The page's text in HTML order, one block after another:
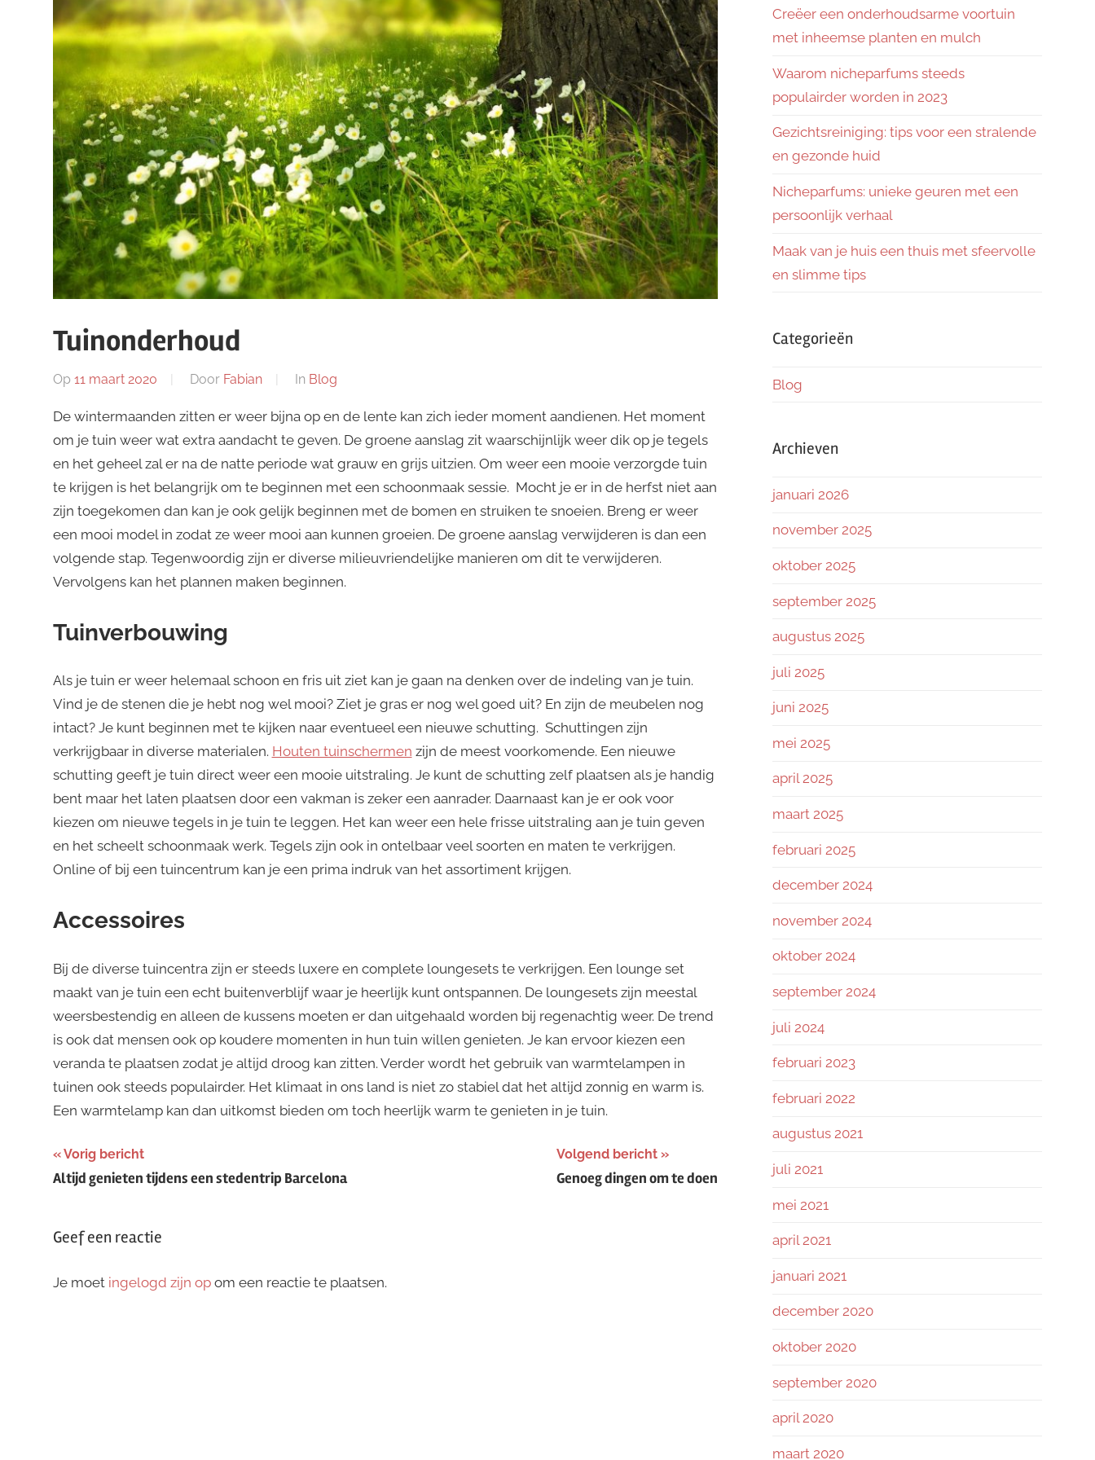
Tuinonderhoud
Op 11 maart 2020 Door Fabian In Blog
De wintermaanden zitten er weer bijna op en de lente kan zich ieder moment aandienen. Het moment
om je tuin weer wat extra aandacht te geven. De groene aanslag zit waarschijnlijk weer dik op je tegels
en het geheel zal er na de natte periode wat grauw en grijs uitzien. Om weer een mooie verzorgde tuin
te krijgen is het belangrijk om te beginnen met een schoonmaak sessie. Mocht je er in de herfst niet aan
zijn toegekomen dan kan je ook gelijk beginnen met de bomen en struiken te snoeien. Breng er weer
een mooi model in zodat ze weer mooi aan kunnen groeien. De groene aanslag verwijderen is dan een
volgende stap. Tegenwoordig zijn er diverse milieuvriendelijke manieren om dit te verwijderen.
Vervolgens kan het plannen maken beginnen.
Tuinverbouwing
Als je tuin er weer helemaal schoon en fris uit ziet kan je gaan na denken over de indeling van je tuin.
Vind je de stenen die je hebt nog wel mooi? Ziet je gras er nog wel goed uit? En zijn de meubelen nog
intact? Je kunt beginnen met te kijken naar eventueel een nieuwe schutting. Schuttingen zijn
verkrijgbaar in diverse materialen. Houten tuinschermen zijn de meest voorkomende. Een nieuwe
schutting geeft je tuin direct weer een mooie uitstraling. Je kunt de schutting zelf plaatsen als je handig
bent maar het laten plaatsen door een vakman is zeker een aanrader. Daarnaast kan je er ook voor
kiezen om nieuwe tegels in je tuin te leggen. Het kan weer een hele frisse uitstraling aan je tuin geven
en het scheelt schoonmaak werk. Tegels zijn ook in ontelbaar veel soorten en maten te verkrijgen.
Online of bij een tuincentrum kan je een prima indruk van het assortiment krijgen.
Accessoires
Bij de diverse tuincentra zijn er steeds luxere en complete loungesets te verkrijgen. Een lounge set
maakt van je tuin een echt buitenverblijf waar je heerlijk kunt ontspannen. De loungesets zijn meestal
weersbestendig en alleen de kussens moeten er dan uitgehaald worden bij regenachtig weer. De trend
is ook dat mensen ook op koudere momenten in hun tuin willen genieten. Je kan ervoor kiezen een
veranda te plaatsen zodat je altijd droog kan zitten. Verder wordt het gebruik van warmtelampen in
tuinen ook steeds populairder. Het klimaat in ons land is niet zo stabiel dat het altijd zonnig en warm is.
Een warmtelamp kan dan uitkomst bieden om toch heerlijk warm te genieten in je tuin.
Bericht
navigatie
Vorig bericht
Altijd genieten tijdens een stedentrip Barcelona
Volgend bericht
Genoeg dingen om te doen
Geef een reactie
Je moet ingelogd zijn opom een reactie te plaatsen.
Creëer een onderhoudsarme voortuin
met inheemse planten en mulch
Waarom nicheparfums steeds
populairder worden in 2023
Gezichtsreiniging: tips voor een stralende
en gezonde huid
Nicheparfums: unieke geuren met een
persoonlijk verhaal
Maak van je huis een thuis met sfeervolle
en slimme tips
Categorieën
Blog
Archieven
januari 2026
november 2025
oktober 2025
september 2025
augustus 2025
juli 2025
juni 2025
mei 2025
april 2025
maart 2025
februari 2025
december 2024
november 2024
oktober 2024
september 2024
juli 2024
februari 2023
februari 2022
augustus 2021
juli 2021
mei 2021
april 2021
januari 2021
december 2020
oktober 2020
september 2020
april 2020
maart 2020